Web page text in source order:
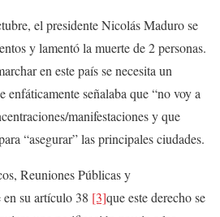
el presidente Nicolás Maduro se
y lamentó la muerte de 2 personas.
en este país se necesita un
enfáticamente señalaba que “no voy a
manifestaciones y que
“asegurar” las principales ciudades.
Reuniones Públicas y
en su artículo 38 [3]que este derecho se